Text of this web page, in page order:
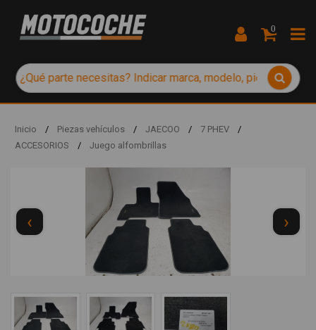
0
Inicio / Piezas vehículos / JAECOO / 7 PHEV
/
ACCESORIOS
/ Juego alfombrillas
‹ ›